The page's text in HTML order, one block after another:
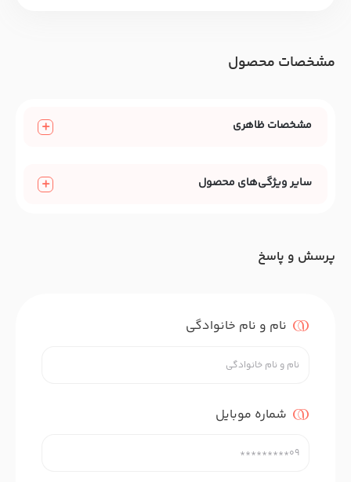
مشخصات محصول
مشخصات ظاهری
سایر ویژگی‌های محصول
پرسش و پاسخ
نام و نام خانوادگی
شماره موبایل